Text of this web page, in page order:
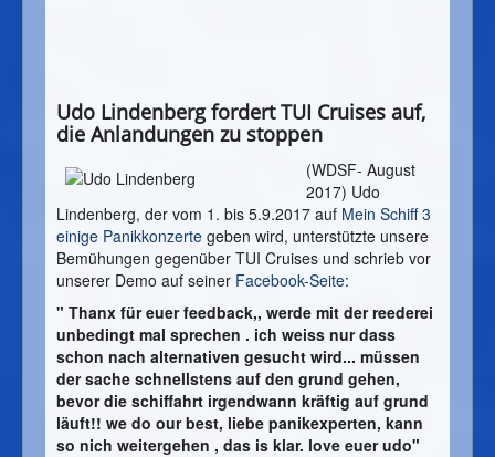
Udo Lindenberg fordert TUI Cruises auf,
die Anlandungen zu stoppen
(WDSF- August
2017) Udo
Lindenberg, der vom 1. bis 5.9.2017 auf Mein Schiff 3
einige Panikkonzerte geben wird, unterstützte unsere
Bemühungen gegenüber TUI Cruises und schrieb vor
unserer Demo auf seiner Facebook-Seite:
" Thanx für euer feedback,, werde mit der reederei
unbedingt mal sprechen . ich weiss nur dass
schon nach alternativen gesucht wird... müssen
der sache schnellstens auf den grund gehen,
bevor die schiffahrt irgendwann kräftig auf grund
läuft!! we do our best, liebe panikexperten, kann
so nich weitergehen , das is klar. love euer udo"